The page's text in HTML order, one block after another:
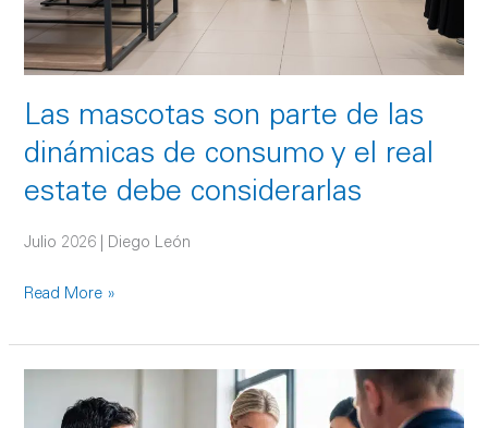
Las mascotas son parte de las
dinámicas de consumo y el real
estate debe considerarlas
Julio 2026 | Diego León
consumo
y
el
estate
debe
Read More »
efectiva